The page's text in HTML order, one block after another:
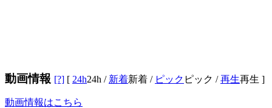
動画情報 [?] [ 24h24h / 新着新着 / ピック ピック /再生再生 ]
動画情報はこちら